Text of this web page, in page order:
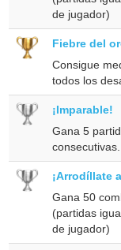
de jugador)
Fiebre del
Consigue
todos los
¡Imparable!
Gana 5
consecutivas.
¡Arrodíllate
Gana 50
(partidas
de jugador)